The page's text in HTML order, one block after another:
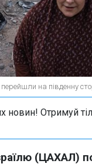
на південну
новин! Отримуй
(ЦАХАЛ)